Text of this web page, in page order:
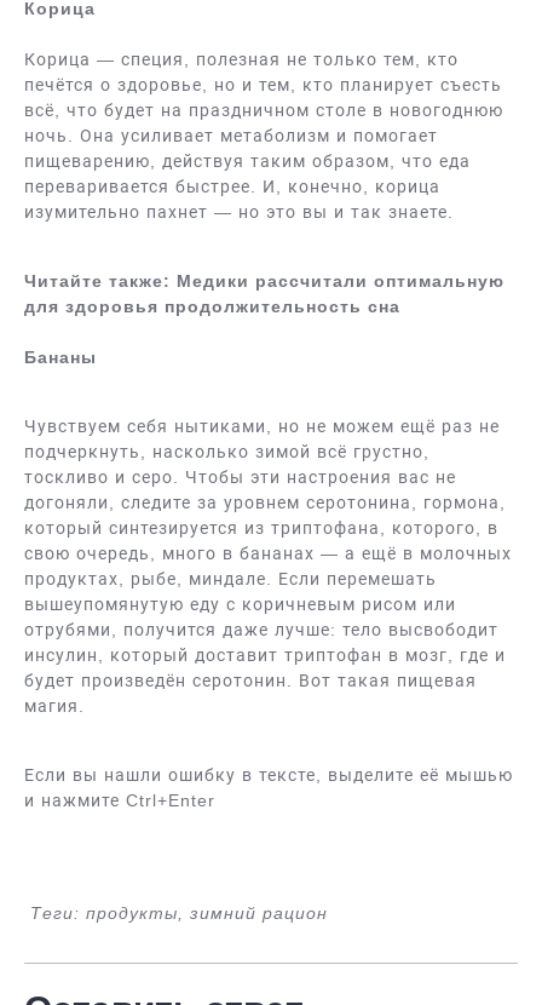
Корица
Корица — специя, полезная не только тем, кто
печётся о здоровье, но и тем, кто планирует съесть
всё, что будет на праздничном столе в новогоднюю
ночь. Она усиливает метаболизм и помогает
пищеварению, действуя таким образом, что еда
переваривается быстрее. И, конечно, корица
изумительно пахнет — но это вы и так знаете.
Читайте также: Медики рассчитали оптимальную
для здоровья продолжительность сна
Бананы
Чувствуем себя нытиками, но не можем ещё раз не
подчеркнуть, насколько зимой всё грустно,
тоскливо и серо. Чтобы эти настроения вас не
догоняли, следите за уровнем серотонина, гормона,
который синтезируется из триптофана, которого, в
свою очередь, много в бананах — а ещё в молочных
продуктах, рыбе, миндале. Если перемешать
вышеупомянутую еду с коричневым рисом или
отрубями, получится даже лучше: тело высвободит
инсулин, который доставит триптофан в мозг, где и
будет произведён серотонин. Вот такая пищевая
магия.
Если вы нашли ошибку в тексте, выделите её мышью
и нажмите Ctrl+Enter
Теги: продукты, зимний рацион